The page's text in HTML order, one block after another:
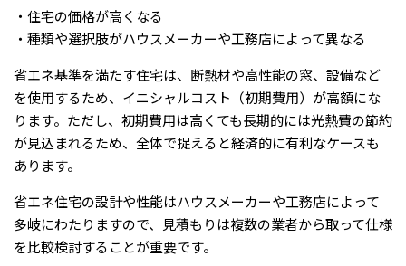
・住宅の価格が高くなる
・種類や選択肢がハウスメーカーや工務店によって異なる
省エネ基準を満たす住宅は、断熱材や高性能の窓、設備など
を使用するため、イニシャルコスト（初期費用）が高額にな
ります。ただし、初期費用は高くても長期的には光熱費の節約
が見込まれるため、全体で捉えると経済的に有利なケースも
あります。
省エネ住宅の設計や性能はハウスメーカーや工務店によって
多岐にわたりますので、見積もりは複数の業者から取って仕様
を比較検討することが重要です。